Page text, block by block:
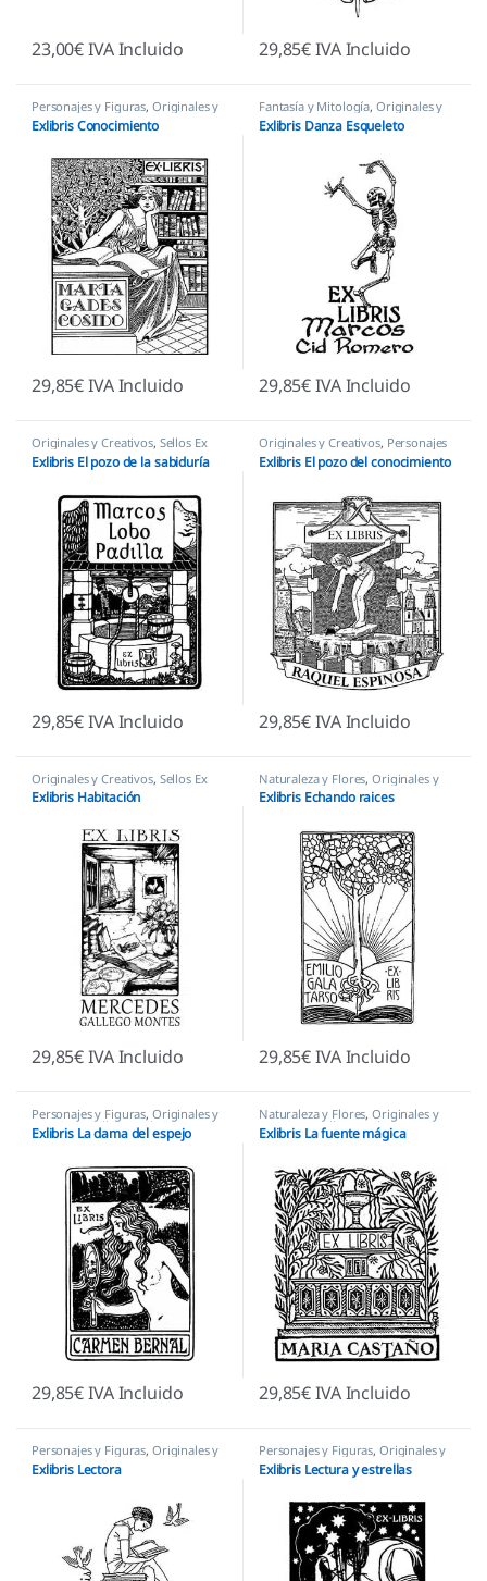
23,00€IVA Incluido 29,85€IVA Incluido
Personajes y Figuras, Originales y
Creativos, Sellos Ex Libris
Exlibris Conocimiento
29,85€IVA Incluido
Fantasía y Mitología, Originales y
Creativos, Sellos Ex Libris
Exlibris Danza Esqueleto
29,85€IVA Incluido
Originales y Creativos, Sellos Ex
Libris
Exlibris El pozo de la sabiduría
29,85€IVA Incluido
Originales y Creativos, Personajes
y Figuras, Sellos Ex Libris
Exlibris El pozo del conocimiento
29,85€IVA Incluido
Originales y Creativos, Sellos Ex
Libris
Exlibris Habitación
29,85€IVA Incluido
Naturaleza y Flores,Originales y
Creativos, Sellos Ex Libris
Exlibris Echando raices
29,85€IVA Incluido
Personajes y Figuras, Originales y
Creativos Sellos Ex Libris
Exlibris La dama del espejo
29,85€IVA Incluido
Naturaleza y Flores,Originales y
Creativos Sellos Ex Libris
Exlibris La fuente mágica
29,85€IVA Incluido
Personajes y Figuras, Originales y
Creativos Sellos Ex Libris
Exlibris Lectora
Personajes y Figuras, Originales y
Creativos Sellos Ex Libris
Exlibris Lectura y estrellas